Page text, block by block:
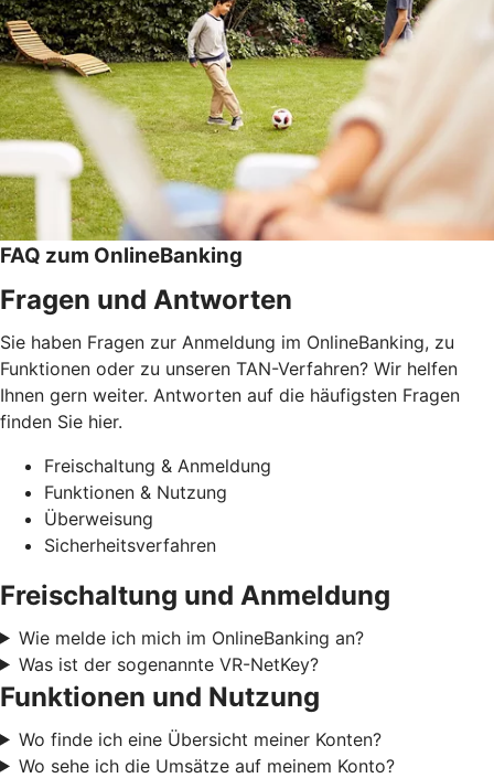
FAQ zum OnlineBanking
Fragen und Antworten
Sie haben Fragen zur Anmeldung im OnlineBanking, zu
Funktionen oder zu unseren TAN-Verfahren? Wir helfen
Ihnen gern weiter. Antworten auf die häufigsten Fragen
finden Sie hier.
Freischaltung & Anmeldung
Funktionen & Nutzung
Überweisung
Sicherheitsverfahren
Freischaltung und Anmeldung
Wie melde ich mich im OnlineBanking an?
Was ist der sogenannte VR-NetKey?
Funktionen und Nutzung
Wo finde ich eine Übersicht meiner Konten?
Wo sehe ich die Umsätze auf meinem Konto?